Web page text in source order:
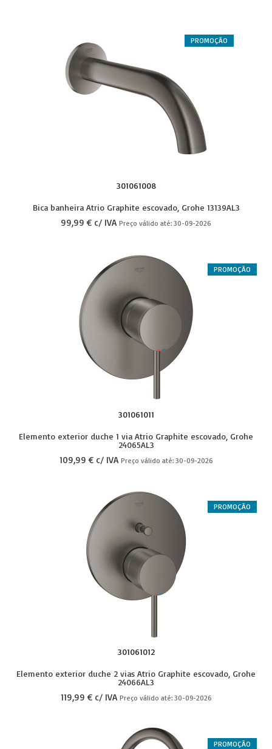
PROMOÇÃO
301061008
Bica banheira Atrio Graphite escovado, Grohe 13139AL3
99,99 € c/ IVA Preço válido até: 30-09-2026
PROMOÇÃO
301061011
Elemento exterior duche 1 via Atrio Graphite escovado, Grohe
24065AL3
109,99 € c/ IVA Preço válido até: 30-09-2026
PROMOÇÃO
301061012
Elemento exterior duche 2 vias Atrio Graphite escovado, Grohe
24066AL3
119,99 € c/ IVA Preço válido até: 30-09-2026
PROMOÇÃO